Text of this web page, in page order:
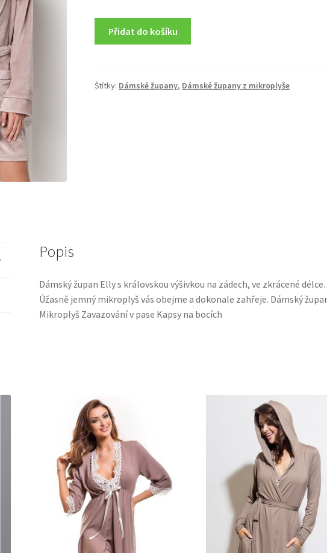
Přidat do košíku
Štítky: Dámské župany, Dámské župany z mikroplyše
Popis
Dámský župan Elly s královskou výšivkou na zádech, ve zkrácené délce.
Úžasně jemný mikroplyš vás obejme a dokonale zahřeje. Dámský
Mikroplyš Zavazování v pase Kapsy na bocích